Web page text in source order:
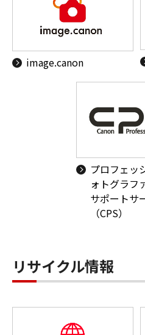
image.canon
プロフェッ
ォトグラフ
サポートサ
（CPS）
リサイクル情報